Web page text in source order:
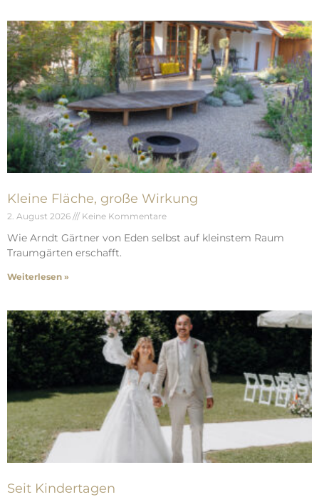
Kleine Fläche, große Wirkung
2. August 2026 Keine Kommentare
Wie Arndt Gärtner von Eden selbst auf kleinstem Raum
Traumgärten erschafft.
Weiterlesen »
Seit Kindertagen